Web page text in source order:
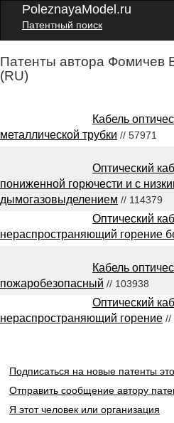
PoleznayaModel.ru
Патентный поиск
Патенты автора Фомичев
(RU)
Кабель
металлической трубки // 57971
Оптический
пониженной горючести и с
дымогазовыделением // 114379
Оптический
нераспространяющий горение
Кабель
пожаробезопасный // 103938
Оптический
нераспространяющий горение //
Подписаться на новые патенты
Отправить сообщение автору
Я этот человек или организация